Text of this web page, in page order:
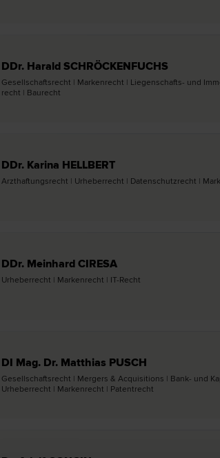
DDr. Harald SCHRÖCKENFUCHS
Gesellschafts­recht | Marken­recht | Liegenschafts- und
recht | Bau­recht
DDr. Karina HELLBERT
Arzthaftungs­recht | Urheber­recht | Datenschutz­recht |
DDr. Meinhard CIRESA
Urheber­recht | Marken­recht | IT-Recht
DI Mag. Dr. Matthias PUSCH
Gesellschafts­recht | Mergers & Acquisitions | Bank- und
Urheber­recht | Marken­recht | Patent­recht